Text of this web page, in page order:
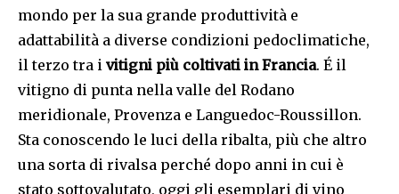
mondo per la sua grande produttività e
adattabilità a diverse condizioni pedoclimatiche,
il terzo tra i vitigni più coltivati in Francia. É il
vitigno di punta nella valle del Rodano
meridionale, Provenza e Languedoc-Roussillon.
Sta conoscendo le luci della ribalta, più che altro
una sorta di rivalsa perché dopo anni in cui è
stato sottovalutato, oggi gli esemplari di vino